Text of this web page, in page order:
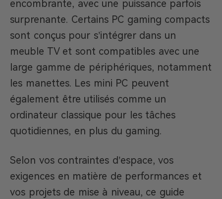
encombrante, avec une puissance parfois
surprenante. Certains PC gaming compacts
sont conçus pour s’intégrer dans un
meuble TV et sont compatibles avec une
large gamme de périphériques, notamment
les manettes. Les mini PC peuvent
également être utilisés comme un
ordinateur classique pour les tâches
quotidiennes, en plus du gaming.
Selon vos contraintes d’espace, vos
exigences en matière de performances et
vos projets de mise à niveau, ce guide